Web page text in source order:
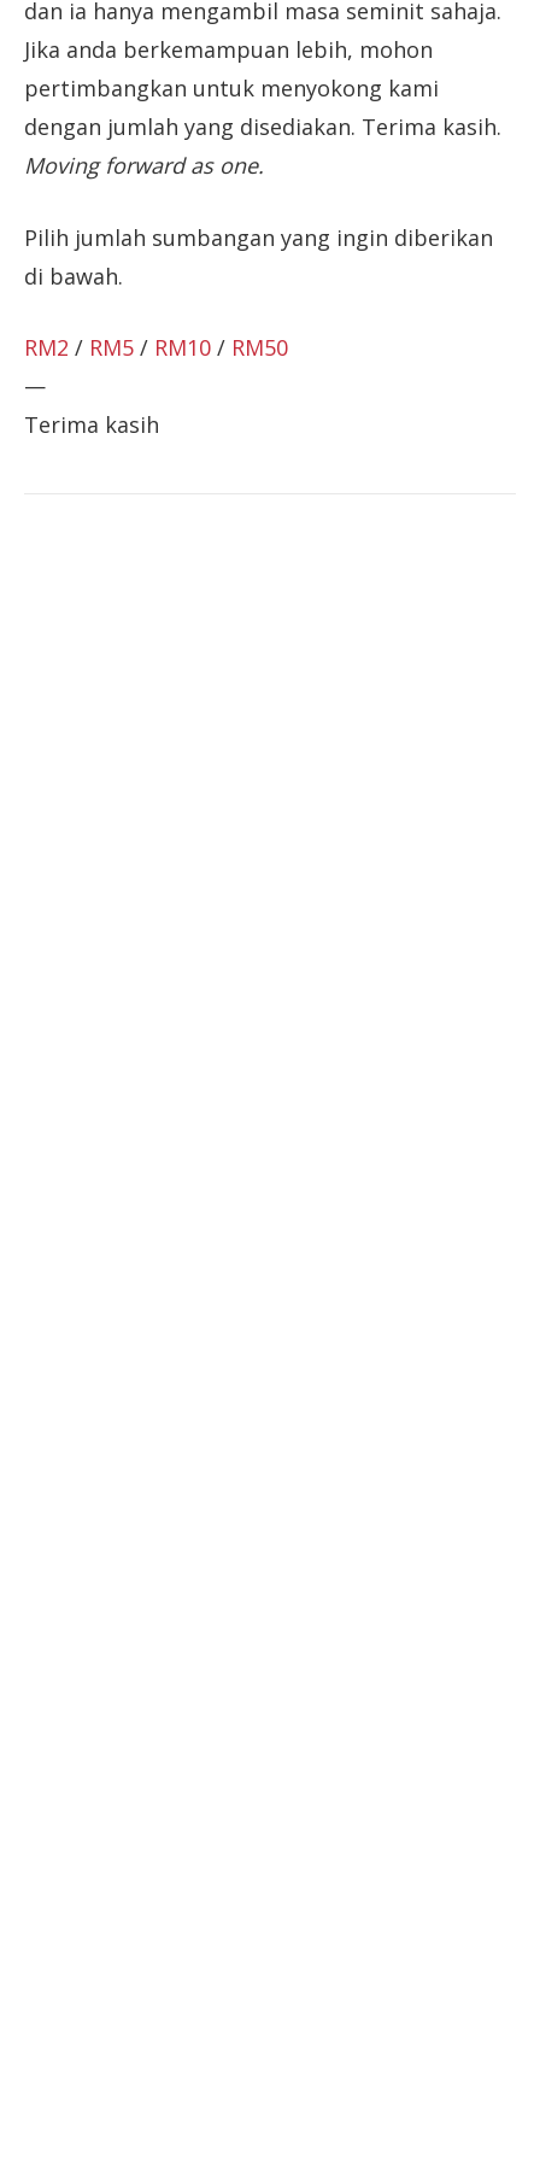
dan ia hanya mengambil masa seminit sahaja.
Jika anda berkemampuan lebih, mohon
pertimbangkan untuk menyokong kami
dengan jumlah yang disediakan. Terima kasih.
Moving forward as one.
Pilih jumlah sumbangan yang ingin diberikan
di bawah.
RM2 / RM5 / RM10 / RM50
—
Terima kasih